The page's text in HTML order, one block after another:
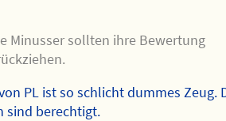
Minusser sollten ihre Bewertung
PL ist so schlicht dummes Zeug.
sind berechtigt.